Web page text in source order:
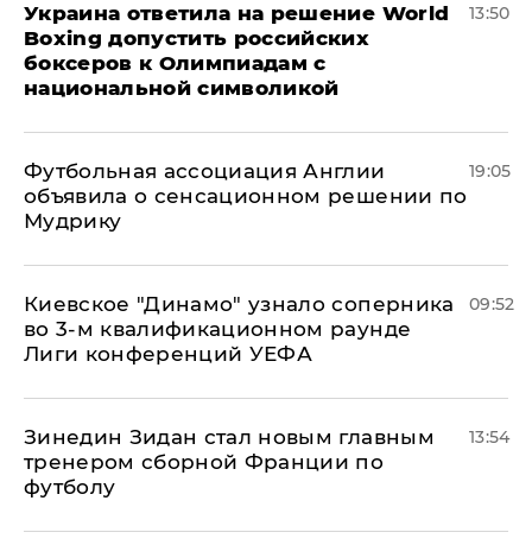
Украина ответила на решение World
Boxing допустить российских
боксеров к Олимпиадам с
национальной символикой
13:50
Футбольная ассоциация Англии
объявила о сенсационном решении по
Мудрику
19:05
Киевское "Динамо" узнало соперника
во 3-м квалификационном раунде
Лиги конференций УЕФА
09:52
Зинедин Зидан стал новым главным
тренером сборной Франции по
футболу
13:54